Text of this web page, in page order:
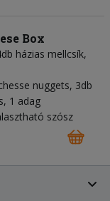
Box
házias mellcsík,
nuggets, 3db
1 adag
szósz